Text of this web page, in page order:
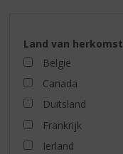
Land van herkomst
België
Canada
Duitsland
Frankrijk
Ierland